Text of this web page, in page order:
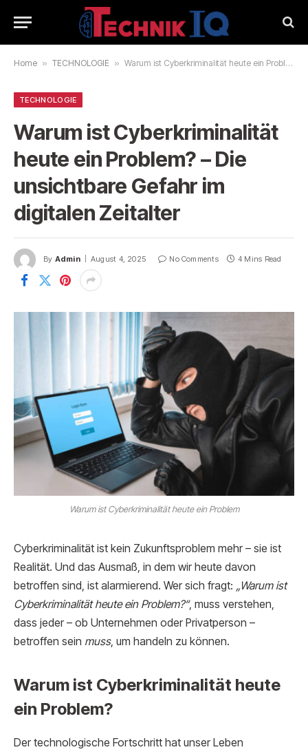
Home » TECHNOLOGIE » Warum ist Cyberkriminalität heute ein Problem? – Die unsichtbare Gefahr im digitalen Zeitalter
TECHNOLOGIE
Warum ist Cyberkriminalität
heute ein Problem? – Die
unsichtbare Gefahr im
digitalen Zeitalter
By Admin August 4, 2025 No Comments 4 Mins Read
Warum ist Cyberkriminalität heute ein Problem
Cyberkriminalität ist kein Zukunftsproblem mehr – sie ist
Realität. Und das Ausmaß, in dem wir heute davon
betroffen sind, ist alarmierend. Wer sich fragt: „Warum ist
Cyberkriminalität heute ein Problem?“, muss verstehen,
dass jeder – ob Unternehmen oder Privatperson –
betroffen sein muss, um handeln zu können.
Warum ist Cyberkriminalität heute
ein Problem?
Der technologische Fortschritt hat unser Leben